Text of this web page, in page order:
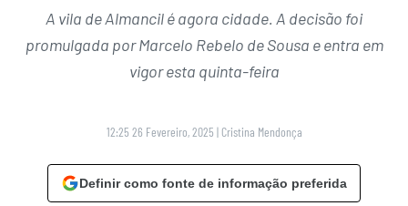
A vila de Almancil é agora cidade. A decisão foi
promulgada por Marcelo Rebelo de Sousa e entra em
vigor esta quinta-feira
12:25 26 Fevereiro, 2025 | Cristina Mendonça
Definir como fonte de informação preferida